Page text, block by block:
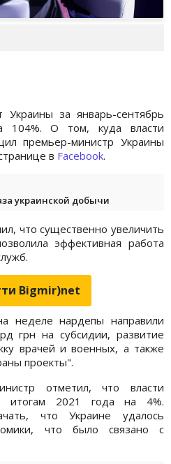
Украины за январь-сентябрь
104%. О том, куда власти
премьер-министр Украины
в Facebook.
украинской добычи
что существенно увеличить
эффективная работа
Bigmir)net
неделе нардепы направили
грн на субсидии, развитие
врачей и военных, а также
проекты".
отметил, что власти
2021 года на 4%.
что Украине удалось
что было связано с